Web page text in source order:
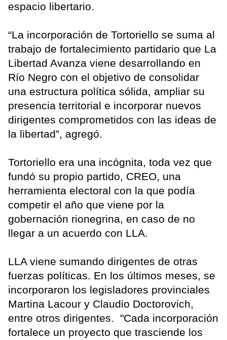
espacio libertario.
“La incorporación de Tortoriello se suma al
trabajo de fortalecimiento partidario que La
Libertad Avanza viene desarrollando en
Río Negro con el objetivo de consolidar
una estructura política sólida, ampliar su
presencia territorial e incorporar nuevos
dirigentes comprometidos con las ideas de
la libertad”, agregó.
Tortoriello era una incógnita, toda vez que
fundó su propio partido, CREO, una
herramienta electoral con la que podía
competir el año que viene por la
gobernación rionegrina, en caso de no
llegar a un acuerdo con LLA.
LLA viene sumando dirigentes de otras
fuerzas políticas. En los últimos meses, se
incorporaron los legisladores provinciales
Martina Lacour y Claudio Doctorovich,
entre otros dirigentes. "Cada incorporación
fortalece un proyecto que trasciende los